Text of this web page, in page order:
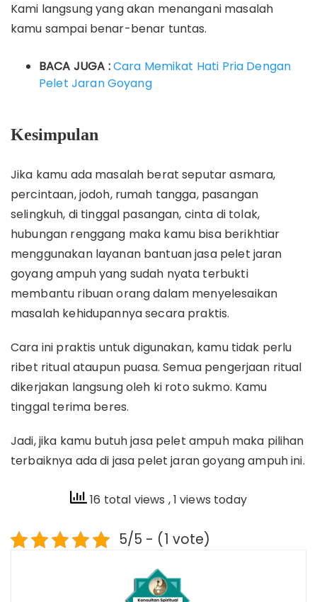
Kami langsung yang akan menangani masalah
kamu sampai benar-benar tuntas.
BACA JUGA :Cara Memikat Hati Pria Dengan
Pelet Jaran Goyang
Kesimpulan
Jika kamu ada masalah berat seputar asmara,
percintaan, jodoh, rumah tangga, pasangan
selingkuh, di tinggal pasangan, cinta di tolak,
hubungan renggang maka kamu bisa berikhtiar
menggunakan layanan bantuan jasa pelet jaran
goyang ampuh yang sudah nyata terbukti
membantu ribuan orang dalam menyelesaikan
masalah kehidupannya secara praktis.
Cara ini praktis untuk digunakan, kamu tidak perlu
ribet ritual ataupun puasa. Semua pengerjaan ritual
dikerjakan langsung oleh ki roto sukmo. Kamu
tinggal terima beres.
Jadi, jika kamu butuh jasa pelet ampuh maka pilihan
terbaiknya ada di jasa pelet jaran goyang ampuh ini.
16 total views , 1 views today
5/5 - (1 vote)